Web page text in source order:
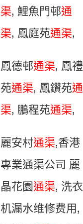
渠, 鯉魚門邨通
渠, 鳳庭苑通渠,
鳳德邨通渠, 鳳禮
苑通渠, 鳳鑽苑通
渠, 鵬程苑通渠,
麗安村通渠,香港
專業通渠公司 麗
晶花園通渠, 洗衣
机漏水维修费用,